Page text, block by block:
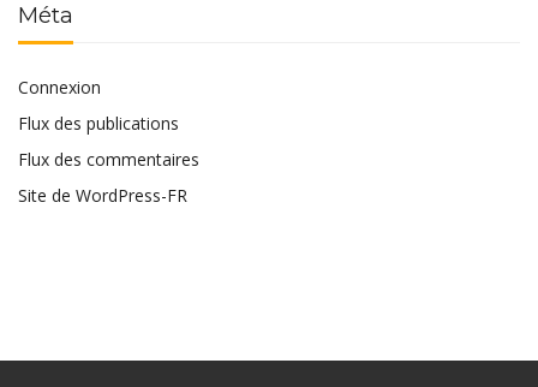
Méta
Connexion
Flux des publications
Flux des commentaires
Site de WordPress-FR